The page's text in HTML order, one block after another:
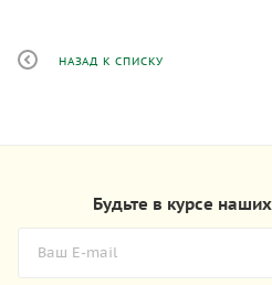
НАЗАД К СПИСКУ
Будьте в курсе